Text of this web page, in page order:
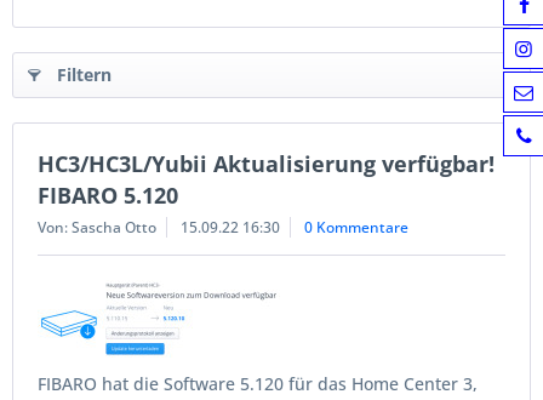
Filtern
HC3/HC3L/Yubii Aktualisierung verfügbar!
FIBARO 5.120
Von: Sascha Otto 15.09.22 16:30 0 Kommentare
FIBARO hat die Software 5.120 für das Home Center 3,